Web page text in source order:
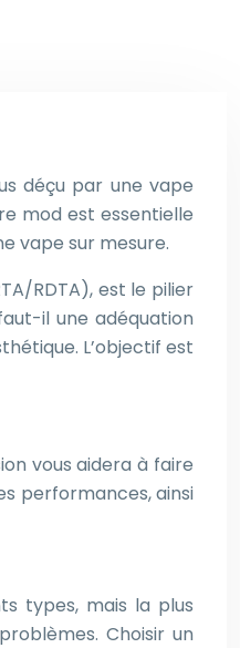
déçu par une vape
mod est essentielle
vape sur mesure.
RDTA), est le pilier
il une adéquation
L’objectif est
vous aidera à faire
performances, ainsi
types, mais la plus
Choisir un